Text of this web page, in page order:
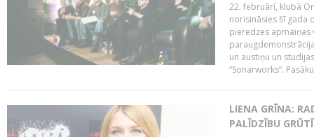
22. februārī, klubā
norisināsies šī gada
pieredzes apmaiņas
un austiņu un
“Sonarworks”.
LIENA GRĪNA:
PALĪDZĪBU